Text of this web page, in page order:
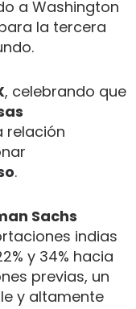
a Washington
la tercera
, celebrando que
relación
.
Sachs
indias
y 34% hacia
previas, un
y altamente